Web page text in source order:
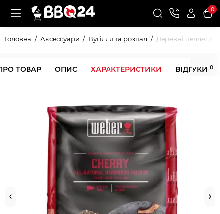
0
Головна Аксессуари Вугілля та розпал Деревні пеллети
ТОВАР ОПИС ХАРАКТЕРИСТИКИ ВІДГУКИ 0